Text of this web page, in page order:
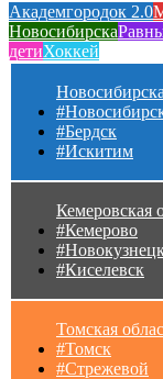
Академгородок 2.0
Новосибирска
детиХоккей
#Бердск
#Искитим
Кемеровская
#Кемерово
#Киселевск
Томская
#Томск
#Стрежевой